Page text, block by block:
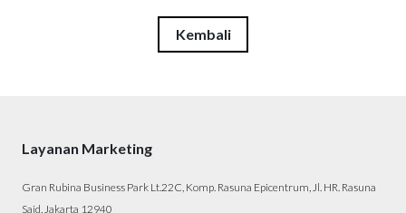
Kembali
Layanan Marketing
Gran Rubina Business Park Lt.22C, Komp. Rasuna Epicentrum, Jl. HR. Rasuna
Said, Jakarta 12940